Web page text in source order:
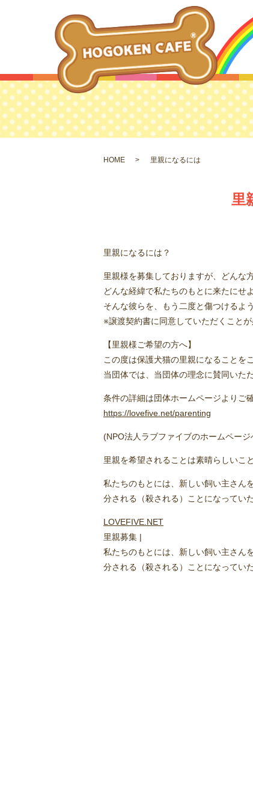
HOME 里親になるには
里
里親になるには？
里親様を募集しておりますが、どんな
どんな経緯で私たちのもとに来たにせ
そんな彼らを、もう二度と傷つけるよ
※譲渡契約書に同意していただくことが
【里親様ご希望の方へ】
この度は保護犬猫の里親になることを
当団体では、当団体の理念に賛同いた
条件の詳細は団体ホームページよりご
https://lovefive.net/parenting
(NPO法人ラブファイブのホームページ
里親を希望されることは素晴らしいこ
私たちのもとには、新しい飼い主さん
分される（殺される）ことになってい
LOVEFIVE.NET
里親募集 |
私たちのもとには、新しい飼い主さん
分される（殺される）ことになってい